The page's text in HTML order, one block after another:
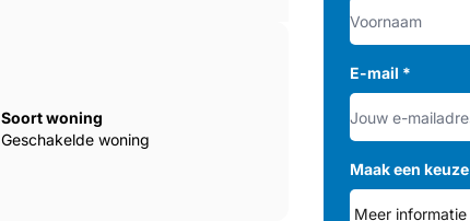
Soort woning
Geschakelde woning
E-mail *
Maak een keuze